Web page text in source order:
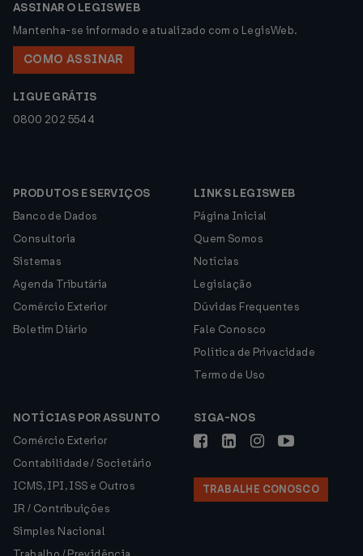
ASSINAR O LEGISWEB
Mantenha-se informado e atualizado com o LegisWeb.
COMO ASSINAR
LIGUE GRÁTIS
0800 202 5544
PRODUTOS E SERVIÇOS
Banco de Dados
Consultoria
Sistemas
Agenda Tributária
Comércio Exterior
Boletim Diário
LINKS LEGISWEB
Página Inicial
Quem Somos
Notícias
Legislação
Dúvidas Frequentes
Fale Conosco
Política de Privacidade
Termo de Uso
NOTÍCIAS POR ASSUNTO
Comércio Exterior
Contabilidade / Societário
ICMS, IPI, ISS e Outros
IR / Contribuições
Simples Nacional
SIGA-NOS
TRABALHE CONOSCO